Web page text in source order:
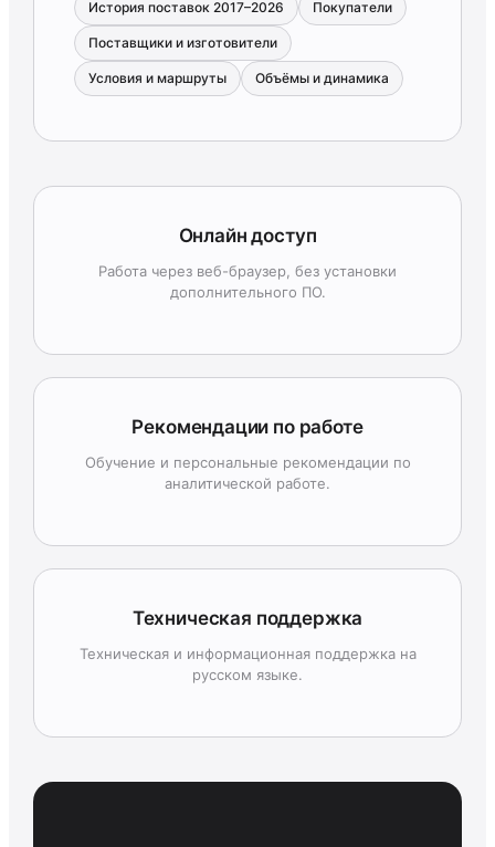
История поставок 2017–2026 Покупатели
Поставщики и изготовители
Условия и маршруты Объёмы и динамика
Онлайн доступ
Работа через веб-браузер, без установки
дополнительного ПО.
Рекомендации по работе
Обучение и персональные рекомендации по
аналитической работе.
Техническая поддержка
Техническая и информационная поддержка на
русском языке.